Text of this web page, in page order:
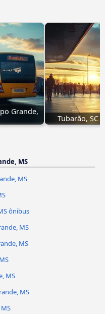
Grande,
Tubarão, SC
MS
MS
ônibus
MS
MS
MS
MS